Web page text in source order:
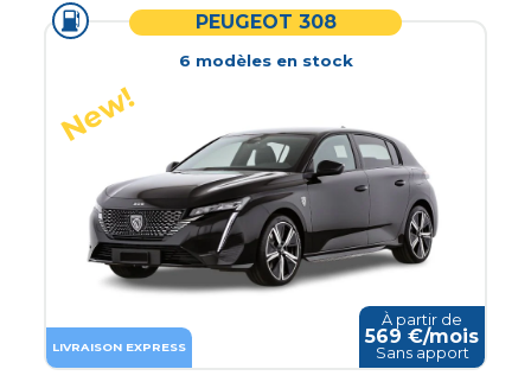
PEUGEOT 308
6 modèlesen stock
LIVRAISON EXPRESS
À partir de
569 €/mois
Sans apport